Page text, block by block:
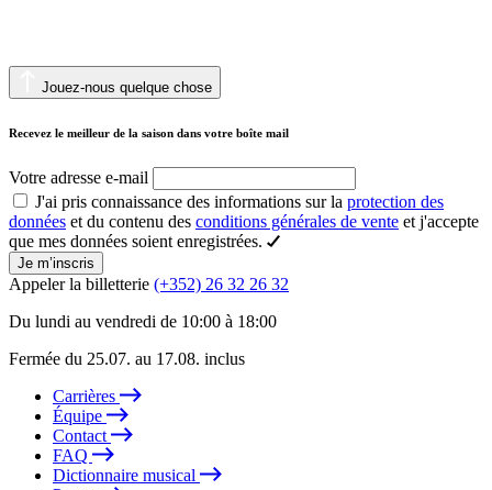
Jouez-nous quelque chose
Recevez le meilleur de la saison dans votre boîte mail
Votre adresse e-mail
J'ai pris connaissance des informations sur la protection des
données et du contenu des conditions générales de vente et j'accepte
que mes données soient enregistrées.
Je m’inscris
Appeler la billetterie (+352) 26 32 26 32
Du lundi au vendredi de 10:00 à 18:00
Fermée du 25.07. au 17.08. inclus
Carrières
Équipe
Contact
FAQ
Dictionnaire musical